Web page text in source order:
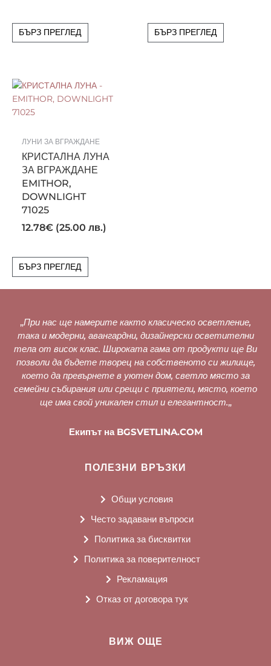
БЪРЗ ПРЕГЛЕД БЪРЗ ПРЕГЛЕД
ЛУНИ ЗА ВГРАЖДАНЕ
КРИСТАЛНА ЛУНА
ЗА ВГРАЖДАНЕ
EMITHOR,
DOWNLIGHT
71025
12.78€ (25.00 лв.)
БЪРЗ ПРЕГЛЕД
„При нас ще намерите както класическо осветление,
така и модерни, авангардни, дизайнерски осветителни
тела от висок клас. Широката гама от продукти ще Ви
позволи да бъдете творец на собственото си жилище,
което да превърнете в уютен дом, светло място за
семейни събирания или срещи с приятели, място, което
ще има свой уникален стил и елегантност.„
Екипът на BGSVETLINA.COM
ПОЛЕЗНИ ВРЪЗКИ
Общи условия
Често задавани въпроси
Политика за бисквитки
Политика за поверителност
Рекламация
Отказ от договора тук
ВИЖ ОЩЕ